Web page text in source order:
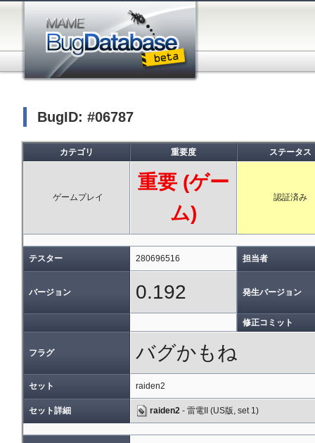
BugID: #06787
カテゴリ 重要度 ステータス
ゲームプレイ
重要 (ゲー
ム)
認証済み
テスター 280696516 担当者
バージョン 0.192 発生バージョン
修正コミット
フラグ バグかもね
セット raiden2
セット詳細 raiden2 - 雷電II (US版, set 1)